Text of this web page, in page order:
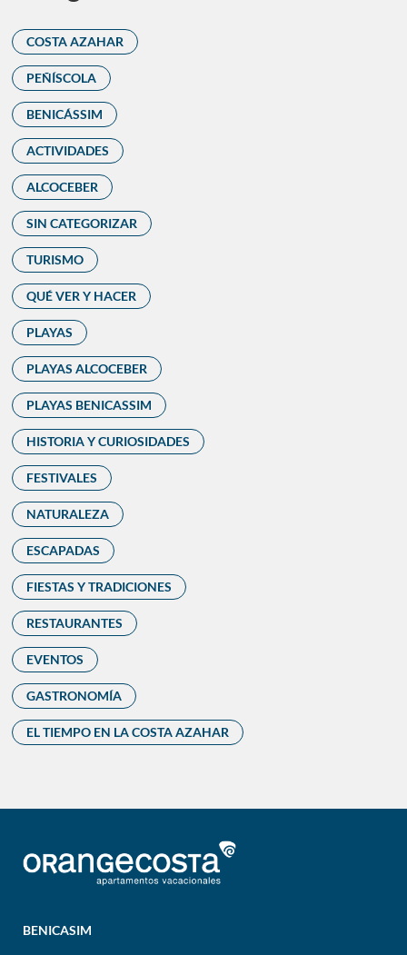
COSTA AZAHAR
PEÑÍSCOLA
BENICÁSSIM
ACTIVIDADES
ALCOCEBER
SIN CATEGORIZAR
TURISMO
QUÉ VER Y HACER
PLAYAS
PLAYAS ALCOCEBER
PLAYAS BENICASSIM
HISTORIA Y CURIOSIDADES
FESTIVALES
NATURALEZA
ESCAPADAS
FIESTAS Y TRADICIONES
RESTAURANTES
EVENTOS
GASTRONOMÍA
EL TIEMPO EN LA COSTA AZAHAR
BENICASIM